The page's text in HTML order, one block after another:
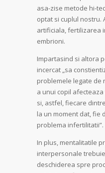
asa-zise metode hi-
optat si cuplul nostru.
artificiala, fertilizarea
embrioni.
Impartasind si altora
incercat „sa
problemele legate de
a unui copil
si, astfel, fiecare
la un moment dat, fie
problema infertilitatii”.
In plus, mentalitatile
interpersonale
deschiderea spre